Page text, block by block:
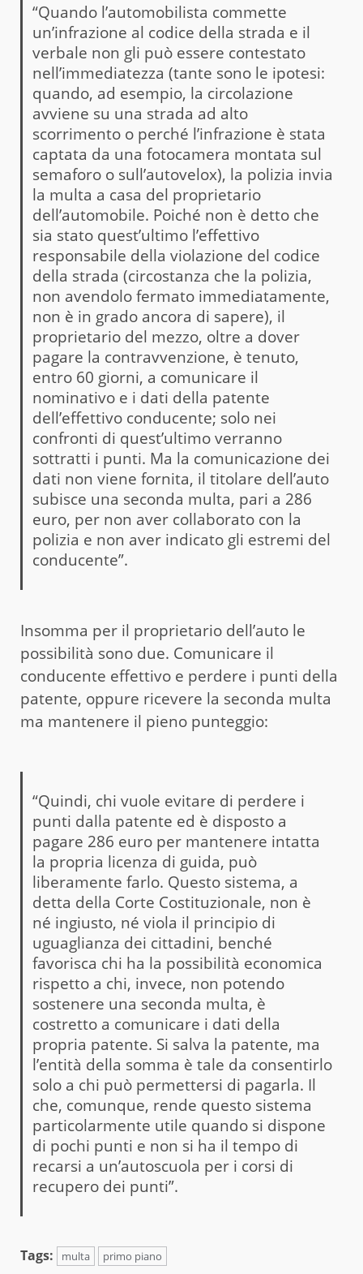
“Quando l’automobilista commette
un’infrazione al codice della strada e il
verbale non gli può essere contestato
nell’immediatezza (tante sono le ipotesi:
quando, ad esempio, la circolazione
avviene su una strada ad alto
scorrimento o perché l’infrazione è stata
captata da una fotocamera montata sul
semaforo o sull’autovelox), la polizia invia
la multa a casa del proprietario
dell’automobile. Poiché non è detto che
sia stato quest’ultimo l’effettivo
responsabile della violazione del codice
della strada (circostanza che la polizia,
non avendolo fermato immediatamente,
non è in grado ancora di sapere), il
proprietario del mezzo, oltre a dover
pagare la contravvenzione, è tenuto,
entro 60 giorni, a comunicare il
nominativo e i dati della patente
dell’effettivo conducente; solo nei
confronti di quest’ultimo verranno
sottratti i punti. Ma la comunicazione dei
dati non viene fornita, il titolare dell’auto
subisce una seconda multa, pari a 286
euro, per non aver collaborato con la
polizia e non aver indicato gli estremi del
conducente”.
Insomma per il proprietario dell’auto le
possibilità sono due. Comunicare il
conducente effettivo e perdere i punti della
patente, oppure ricevere la seconda multa
ma mantenere il pieno punteggio:
“Quindi, chi vuole evitare di perdere i
punti dalla patente ed è disposto a
pagare 286 euro per mantenere intatta
la propria licenza di guida, può
liberamente farlo. Questo sistema, a
detta della Corte Costituzionale, non è
né ingiusto, né viola il principio di
uguaglianza dei cittadini, benché
favorisca chi ha la possibilità economica
rispetto a chi, invece, non potendo
sostenere una seconda multa, è
costretto a comunicare i dati della
propria patente. Si salva la patente, ma
l’entità della somma è tale da consentirlo
solo a chi può permettersi di pagarla. Il
che, comunque, rende questo sistema
particolarmente utile quando si dispone
di pochi punti e non si ha il tempo di
recarsi a un’autoscuola per i corsi di
recupero dei punti”.
Tags: multa primo piano